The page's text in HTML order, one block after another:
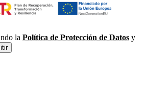
la Política de Protección de Datos y